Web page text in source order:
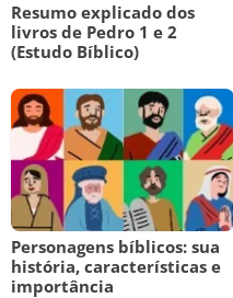
Resumo explicado dos
livros de Pedro 1 e 2
(Estudo Bíblico)
Personagens bíblicos: sua
história, características e
importância